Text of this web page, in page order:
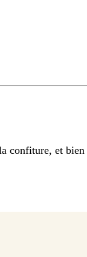
confiture, et bien